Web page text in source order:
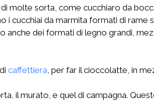
molte sorta, come cucchiaro da
i cucchiai da marmita formati di
anche dei formati di legno grandi,
caffettiera , per far il cioccolatte, in
il murato, e quel di campagna.